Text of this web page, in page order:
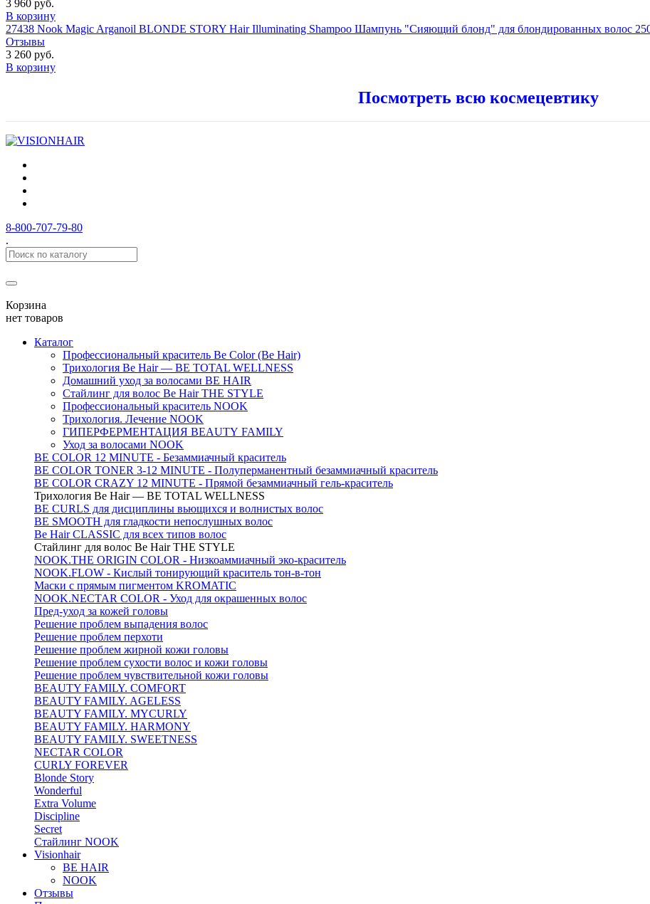
3 960 руб.
В корзину
27438 Nook Magic Arganoil BLONDE STORY Hair Illuminating Shampoo Шампунь "Сияющий блонд" для блондированных волос
Отзывы
3 260 руб.
В корзину
Посмотреть всю космецевтику
8-800-707-79-80
.
Корзина
нет товаров
Каталог
Профессиональный краситель Be Color (Be Hair)
Трихология Be Hair — BE TOTAL WELLNESS
Домашний уход за волосами BE HAIR
Стайлинг для волос Be Hair THE STYLE
Профессиональный краситель NOOK
Трихология. Лечение NOOK
ГИПЕРФЕРМЕНТАЦИЯ BEAUTY FAMILY
Уход за волосами NOOK
BE COLOR 12 MINUTE - Безаммиачный краситель
BE COLOR TONER 3-12 MINUTE - Полуперманентный безаммиачный краситель
BE COLOR CRAZY 12 MINUTE - Прямой безаммиачный гель-краситель
Трихология Be Hair — BE TOTAL WELLNESS
BE CURLS для дисциплины вьющихся и волнистых волос
BE SMOOTH для гладкости непослушных волос
Be Hair CLASSIC для всех типов волос
Стайлинг для волос Be Hair THE STYLE
NOOK.THE ORIGIN COLOR - Низкоаммиачный эко-краситель
NOOK.FLOW - Кислый тонирующий краситель тон-в-тон
Маски с прямым пигментом KROMATIC
NOOK.NECTAR COLOR - Уход для окрашенных волос
Пред-уход за кожей головы
Решение проблем выпадения волос
Решение проблем перхоти
Решение проблем жирной кожи головы
Решение проблем сухости волос и кожи головы
Решение проблем чувствительной кожи головы
BEAUTY FAMILY. COMFORT
BEAUTY FAMILY. AGELESS
BEAUTY FAMILY. MYCURLY
BEAUTY FAMILY. HARMONY
BEAUTY FAMILY. SWEETNESS
NECTAR COLOR
CURLY FOREVER
Blonde Story
Wonderful
Extra Volume
Discipline
Secret
Стайлинг NOOK
Visionhair
BE HAIR
NOOK
Отзывы